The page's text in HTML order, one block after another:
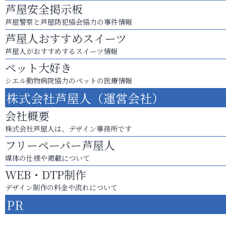
芦屋安全掲示板
芦屋警察と芦屋防犯協会協力の事件情報
芦屋人おすすめスイーツ
芦屋人がおすすめするスイーツ情報
ペット大好き
シエル動物病院協力のペットの医療情報
株式会社芦屋人（運営会社）
会社概要
株式会社芦屋人は、デザイン事務所です
フリーペーパー芦屋人
媒体の仕様や掲載について
WEB・DTP制作
デザイン制作の料金や流れについて
PR